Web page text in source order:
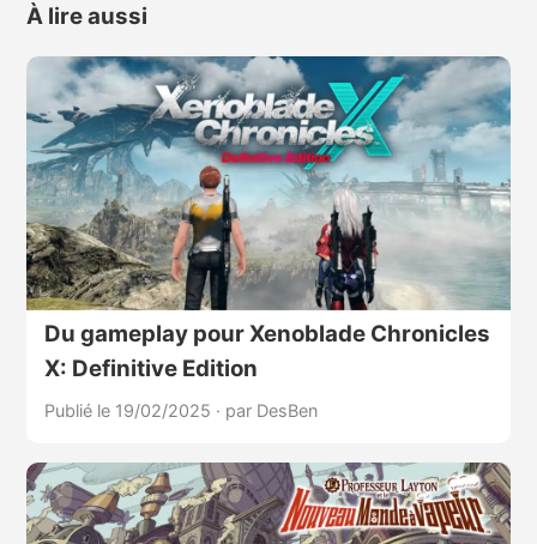
À lire aussi
Du gameplay pour Xenoblade Chronicles
X: Definitive Edition
Publié le 19/02/2025 · par DesBen